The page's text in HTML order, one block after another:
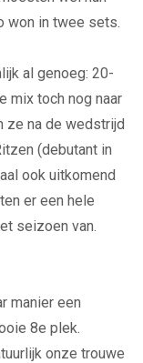
won in twee sets.
al genoeg: 20-
mix toch nog naar
ze na de wedstrijd
(debutant in
ook uitkomend
er een hele
seizoen van.
manier een
8e plek.
onze trouwe